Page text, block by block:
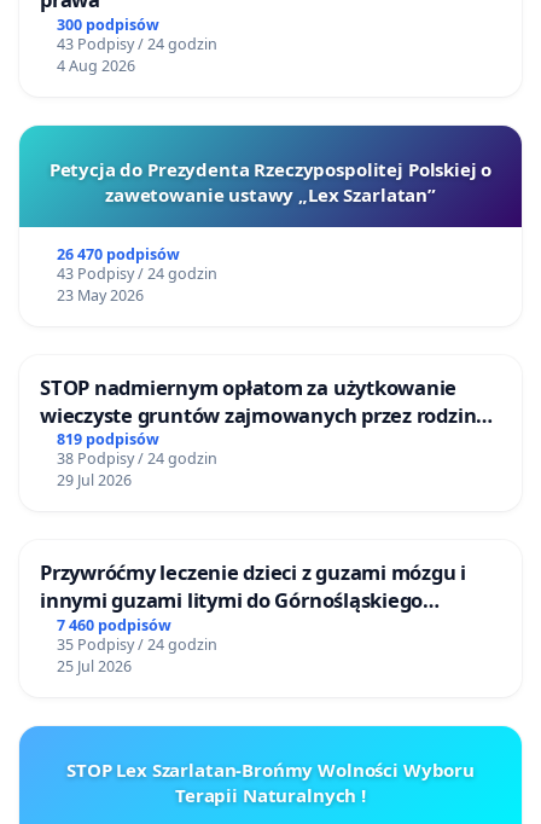
300 podpisów
43 Podpisy / 24 godzin
4 Aug 2026
Petycja do Prezydenta Rzeczypospolitej Polskiej o
zawetowanie ustawy „Lex Szarlatan”
26 470 podpisów
43 Podpisy / 24 godzin
23 May 2026
STOP nadmiernym opłatom za użytkowanie
wieczyste gruntów zajmowanych przez rodzinne
ogrody działkowe.
819 podpisów
38 Podpisy / 24 godzin
29 Jul 2026
Przywróćmy leczenie dzieci z guzami mózgu i
innymi guzami litymi do Górnośląskiego
Centrum Zdrowia Dziecka w Katowicach
7 460 podpisów
35 Podpisy / 24 godzin
25 Jul 2026
STOP Lex Szarlatan-Brońmy Wolności Wyboru
Terapii Naturalnych !